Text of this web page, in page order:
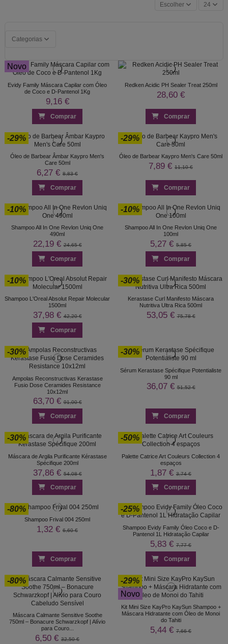
Escolher 24
Categorias
Novo
Evidy Family Máscara Capilar com Óleo
de Coco e D-Pantenol 1Kg
9,16 €
Comprar
Redken Acidic PH Sealer Treat 250ml
28,60 €
Comprar
-29%
Óleo de Barbear Âmbar Kaypro Men's
Care 50ml
6,27 € 8,83 €
Comprar
-29%
Óleo de Barbear Kaypro Men's Care 50ml
7,89 € 11,10 €
Comprar
-10%
Shampoo All In One Revlon Uniq One
490ml
22,19 €24,65 €
Comprar
-10%
Shampoo All In One Revlon Uniq One
100ml
5,27 € 5,85 €
Comprar
-10%
Shampoo L'Oreal Absolut Repair Molecular
1500ml
37,98 €42,20 €
Comprar
-30%
Kerastase Curl Manifesto Máscara
Nutritiva Ultra Rica 500ml
53,05 €75,78 €
-30%
Ampolas Reconstructivas Kerastase
Fusio Dose Ceramides Resistance
10x12ml
63,70 €91,00 €
Comprar
-30%
Sérum Kerastase Spécifique Potentialiste
90 ml
36,07 €51,52 €
Comprar
-30%
Máscara de Argila Purificante Kérastase
Spécifique 200ml
37,86 €54,08 €
Comprar
-50%
Palette Catrice Art Couleurs Collection 4
espaços
1,87 € 3,74 €
Comprar
-80%
Shampoo Frival 004 250ml
1,32 € 6,60 €
Comprar
-25%
Shampoo Evidy Family Óleo Coco e D-
Pantenol 1L Hidratação Capilar
5,83 € 7,77 €
Comprar
-80%
Máscara Calmante Sensitive Soothe
750ml – Bonacure Schwarzkopf | Alívio
para Couro...
6,50 € 32,50 €
-29%
Novo
Kit Mini Size KayPro KaySun Shampoo +
Máscara Hidratante com Óleo de Monoi
do Tahiti
5,44 € 7,66 €